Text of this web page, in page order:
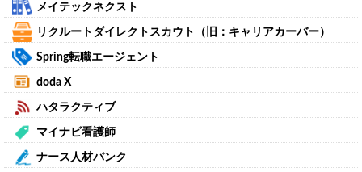
メイテックネクスト
リクルートダイレクトスカウト（旧：キャリアカーバー）
Spring転職エージェント
doda X
ハタラクティブ
マイナビ看護師
ナース人材バンク